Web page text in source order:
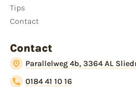
Tips
Contact
Contact
Parallelweg 4b, 3364 AL
0184 41 10 16